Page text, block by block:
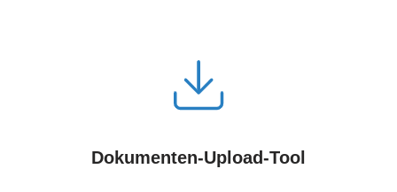
Dokumenten-Upload-Tool